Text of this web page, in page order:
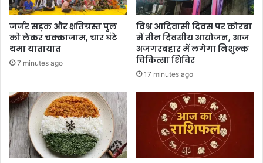
संघर्ष...
जर्जर सड़क और क्षतिग्रस्त पुल
को लेकर चक्काजाम, चार घंटे
थमा यातायात
7 minutes ago
विश्व आदिवासी दिवस पर कोरबा
में तीन दिवसीय आयोजन, आज
अजगरबहार में लगेगा निशुल्क
चिकित्सा शिविर
17 minutes ago